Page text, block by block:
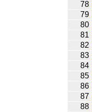
78
79
80
81
82
83
84
85
86
87
88